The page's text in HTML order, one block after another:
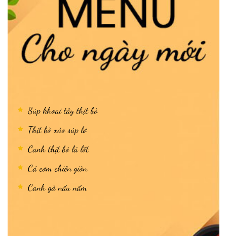
Súp khoai tây thịt bò
Thịt bò xào súp lơ
Canh thịt bò lá lốt
Cá cơm chiên giòn
Canh gà nấu nấm